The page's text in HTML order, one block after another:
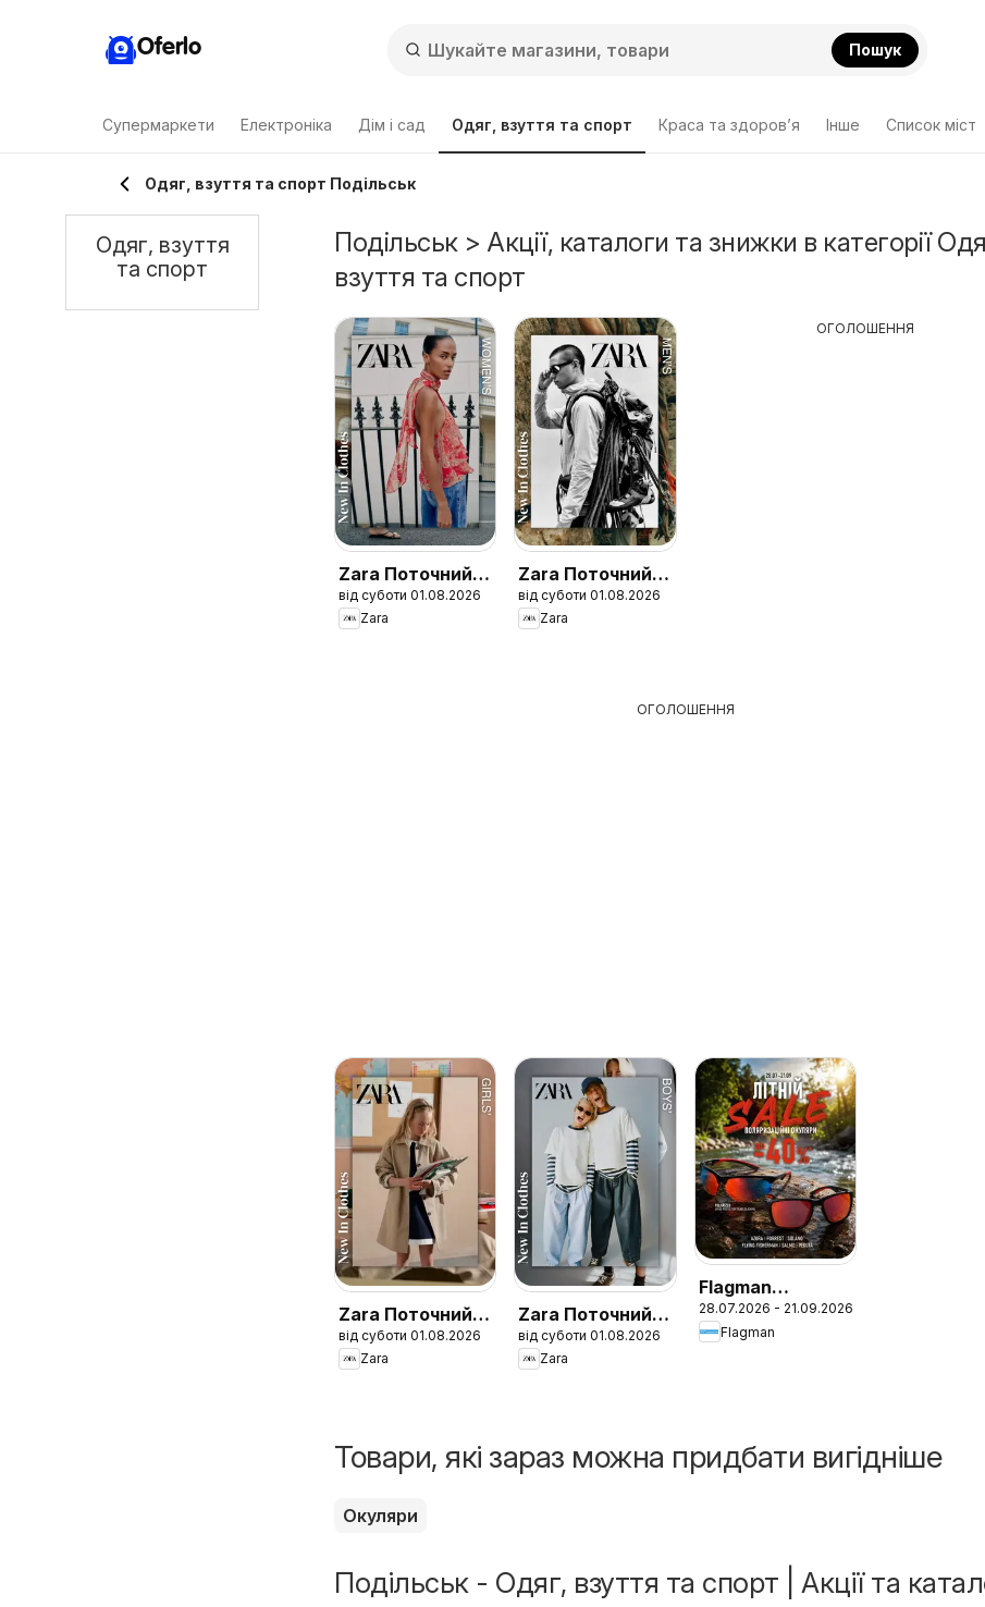
Oferlo Пошук
Супермаркети Електроніка Дім і сад Одяг, взуття та спорт Краса та здоров’я Інше Cписок міст
Одяг, взуття та спорт Подільськ
Подільськ > Акції, каталоги та знижки в категорії
взуття та спорт
Zara Поточний
каталог
від суботи 01.08.2026
Zara
Zara Поточний
каталог Men
від суботи 01.08.2026
Zara
ОГОЛОШЕННЯ
ОГОЛОШЕННЯ
Zara Поточний
каталог Girls
від суботи 01.08.2026
Zara
Zara Поточний
каталог Boys
від суботи 01.08.2026
Zara
Flagman
Поточний
каталог
28.07.2026 - 21.09.2026
Flagman
Товари, які зараз можна придбати вигідніше
Окуляри
Подільськ - Одяг, взуття та спорт | Акції та
Одяг, взуття
та спорт